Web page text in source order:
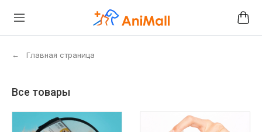
← Главная страница
Все товары